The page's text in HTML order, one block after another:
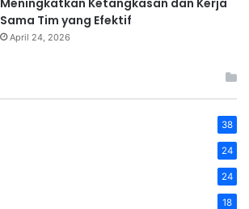
Meningkatkan Ketangkasan dan Kerja
Sama Tim yang Efektif
April 24, 2026
38
24
24
18